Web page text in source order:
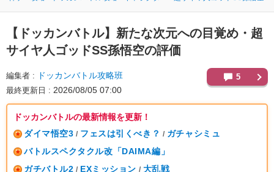
【ドッカンバトル】 新たな次元への目覚め・超
サイヤ人ゴッドSS孫悟空の評価
編集者 ドッカンバトル攻略班
最終更新日 2026/08/05 07:00
5
ドッカンバトルの最新情報を更新！
ダイマ悟空3 / フェスは引くべき？ / ガチャシミュ
バトルスペクタクル改「DAIMA編」
ガチバトル2 / EXミッション / 大乱戦